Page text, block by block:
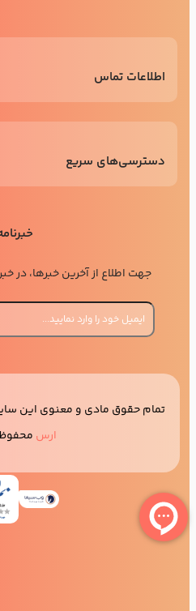
اطلاعات تماس
دسترسی‌های سریع
جهت اطلاع از آخرین خبرها، در
تمام حقوق مادی و معنوی این
ارس